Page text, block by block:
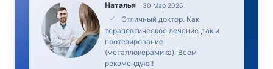
Наталья 30 Мар 2026
Отличный доктор. Как
терапевтическое лечение ,так и
протезирование
(металлокерамика). Всем
рекомендую!!